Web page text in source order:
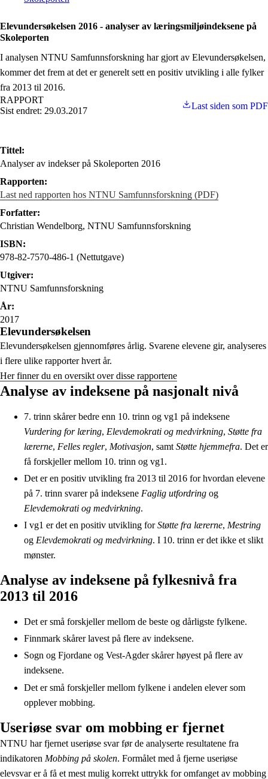
Elevundersøkelsen 2016 - analyser av læringsmiljøindeksene på
Skoleporten
I analysen NTNU Samfunnsforskning har gjort av Elevundersøkelsen,
kommer det frem at det er generelt sett en positiv utvikling i alle fylker
fra 2013 til 2016.
RAPPORT
Sist endret: 29.03.2017
Last siden som PDF
Tittel:
Analyser av indekser på Skoleporten 2016
Rapporten:
Last ned rapporten hos NTNU Samfunnsforskning (PDF)
Forfatter:
Christian Wendelborg, NTNU Samfunnsforskning
ISBN:
978-82-7570-486-1 (Nettutgave)
Utgiver:
NTNU Samfunnsforskning
År:
2017
Elevundersøkelsen
Elevundersøkelsen gjennomføres årlig. Svarene elevene gir, analyseres
i flere ulike rapporter hvert år.
Her finner du en oversikt over disse rapportene
Analyse av indeksene på nasjonalt nivå
7. trinn skårer bedre enn 10. trinn og vg1 på indeksene
Vurdering for læring, Elevdemokrati og medvirkning, Støtte fra
lærerne, Felles regler, Motivasjon, samt Støtte hjemmefra. Det er
få forskjeller mellom 10. trinn og vg1.
Det er en positiv utvikling fra 2013 til 2016 for hvordan elevene
på 7. trinn svarer på indeksene Faglig utfordring og
Elevdemokrati og medvirkning.
I vg1 er det en positiv utvikling forStøtte fra lærerne, Mestring
og Elevdemokrati og medvirkning. I 10. trinn er det ikke et slikt
mønster.
Analyse av indeksene på fylkesnivå fra
2013 til 2016
Det er små forskjeller mellom de beste og dårligste fylkene.
Finnmark skårer lavest på flere av indeksene.
Sogn og Fjordane og Vest-Agder skårer høyest på flere av
indeksene.
Det er små forskjeller mellom fylkene i andelen elever som
opplever mobbing.
Useriøse svar om mobbing er fjernet
NTNU har fjernet useriøse svar før de analyserte resultatene fra
indikatoren Mobbing på skolen. Formålet med å fjerne useriøse
elevsvar er å få et mest mulig korrekt uttrykk for omfanget av mobbing